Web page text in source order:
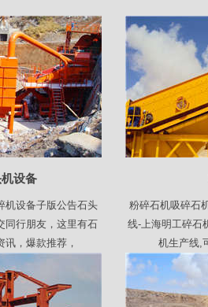
设备
机设备子版公告石头
同行朋友，这里有石
，爆款推荐，
粉碎石机吸碎石
线-上海明工碎石
机生产线,